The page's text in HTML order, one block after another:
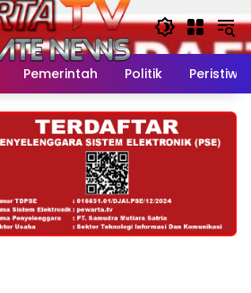
Pemerintah Politik Peristiwa